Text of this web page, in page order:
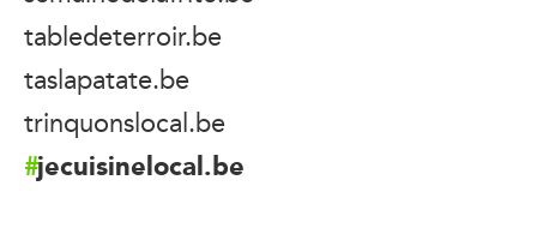
tabledeterroir.be
taslapatate.be
trinquonslocal.be
jecuisinelocal.be